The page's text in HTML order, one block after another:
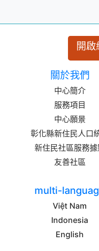
開
關於我們
中心簡介
服務項目
中心願景
彰化縣新住民人口
新住民社區服務據
友善社區
multi-
Việt Nam
Indonesia
English